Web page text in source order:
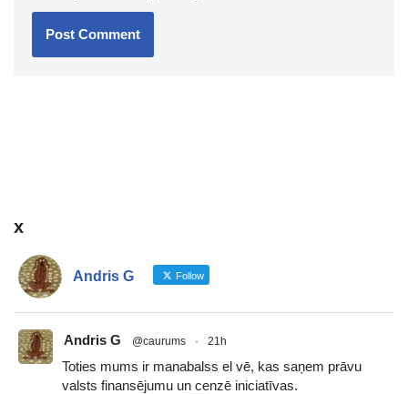
x
Andris G Follow
Andris G @caurums · 21h
Toties mums ir manabalss el vē, kas saņem prāvu
valsts finansējumu un cenzē iniciatīvas.